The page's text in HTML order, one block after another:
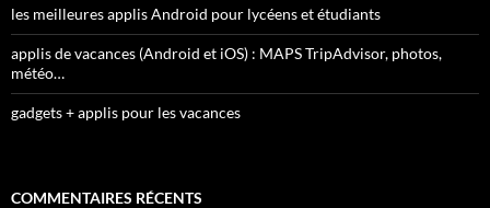
les meilleures applis Android pour lycéens et étudiants
applis de vacances (Android et iOS) : MAPS TripAdvisor, photos,
météo…
gadgets + applis pour les vacances
COMMENTAIRES RÉCENTS